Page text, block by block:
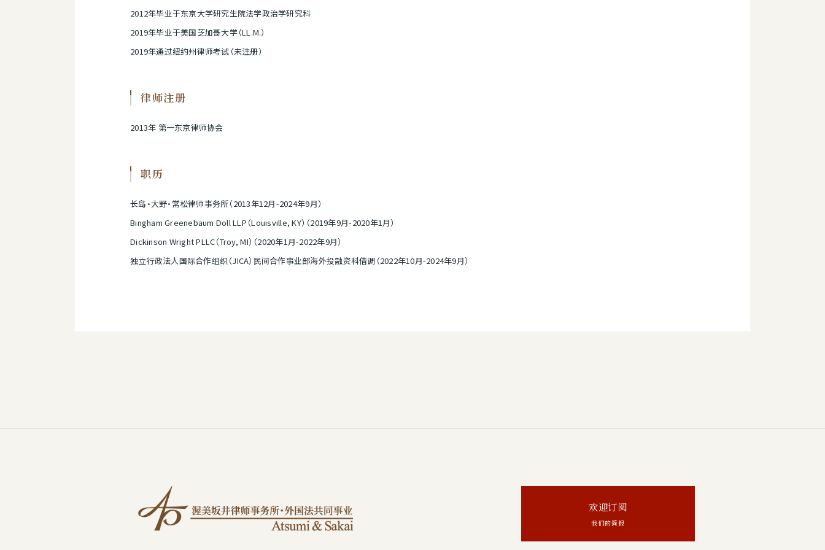
2012年毕业于东京大学研究生院法学政治学研究科
2019年毕业于美国芝加哥大学（LL.M.）
2019年通过纽约州律师考试（未注册）
律师注册
2013年 第一东京律师协会
职历
长岛·大野·常松律师事务所（2013年12月-2024年9月）
Bingham Greenebaum Doll LLP（Louisville, KY）（2019年9月-2020年1月）
Dickinson Wright PLLC（Troy, MI）（2020年1月-2022年9月）
独立行政法人国际合作组织（JICA）民间合作事业部海外投融资科借调（2022年10月-2024年9月）
欢迎订阅
我们的简报